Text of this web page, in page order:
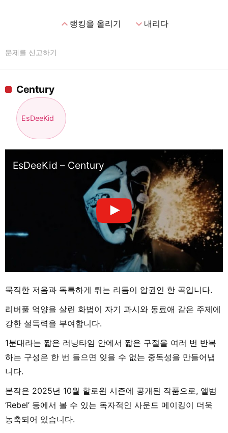
expand_less랭킹을 올리기 expand_more내리다
문제를 신고하기
Century
EsDeeKid
EsDeeKid – Century
묵직한 저음과 독특하게 튀는 리듬이 압권인 한 곡입니다.
리버풀 억양을 살린 화법이 자기 과시와 동료애 같은 주제에
강한 설득력을 부여합니다.
1분대라는 짧은 러닝타임 안에서 짧은 구절을 여러 번 반복
하는 구성은 한 번 들으면 잊을 수 없는 중독성을 만들어냅
니다.
본작은 2025년 10월 할로윈 시즌에 공개된 작품으로, 앨범
‘Rebel’ 등에서 볼 수 있는 독자적인 사운드 메이킹이 더욱
농축되어 있습니다.